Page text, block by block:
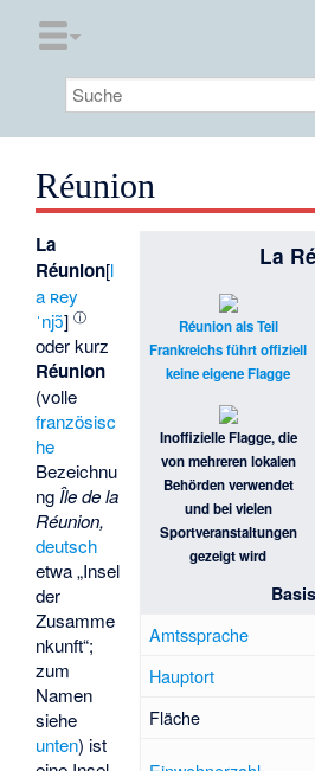
Réunion
La
Réunion als Teil
Frankreichs führt offiziell
keine eigene Flagge
Inoffizielle Flagge, die
von mehreren lokalen
Behörden verwendet
und bei vielen
Sportveranstaltungen
gezeigt wird
Amtssprache
Hauptort
Fläche
La
Réunion[l
a ʀey
ˈnjɔ̃]ⓘ
oder kurz
Réunion
(volle
französisc
he
Bezeichnu
ngÎle de la
Réunion,
deutsch
etwa „Insel
der
Zusamme
nkunft“;
zum
Namen
siehe
unten) ist